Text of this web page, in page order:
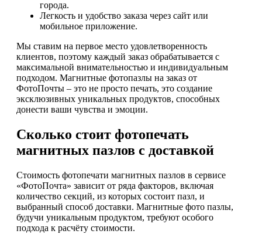
города.
Легкость и удобство заказа через сайт или
мобильное приложение.
Мы ставим на первое место удовлетворенность
клиентов, поэтому каждый заказ обрабатывается с
максимальной внимательностью и индивидуальным
подходом. Магнитные фотопазлы на заказ от
ФотоПочты – это не просто печать, это создание
эксклюзивных уникальных продуктов, способных
донести ваши чувства и эмоции.
Сколько стоит фотопечать
магнитных пазлов с доставкой
Стоимость фотопечати магнитных пазлов в сервисе
«ФотоПочта» зависит от ряда факторов, включая
количество секций, из которых состоит пазл, и
выбранный способ доставки. Магнитные фото пазлы,
будучи уникальным продуктом, требуют особого
подхода к расчёту стоимости.